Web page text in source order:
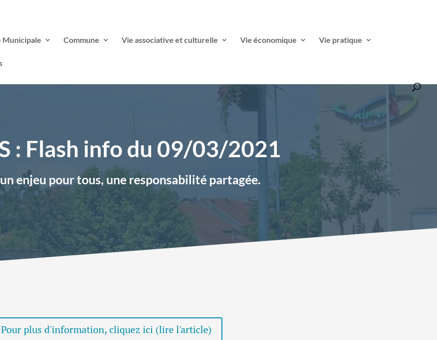
Municipale Commune Vie associative et culturelle Vie économique Vie pratique
: Flash info du 09/03/2021
enjeu pour tous, une responsabilité partagée.
Pour plus d'information, cliquez ici (lire l'article)